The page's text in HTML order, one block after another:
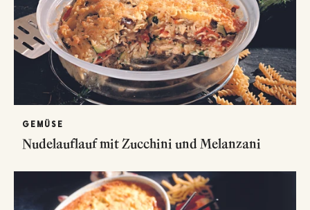
GEMÜSE
Nudelauflauf mit Zucchini und Melanzani